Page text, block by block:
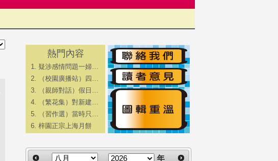
熱門內容
疑涉感情問題一婦…
（校園廣播站）四…
（親師對話）假日…
（繁花集）對新建…
（習作選）當時只…
梓園正宗上海月餅
年